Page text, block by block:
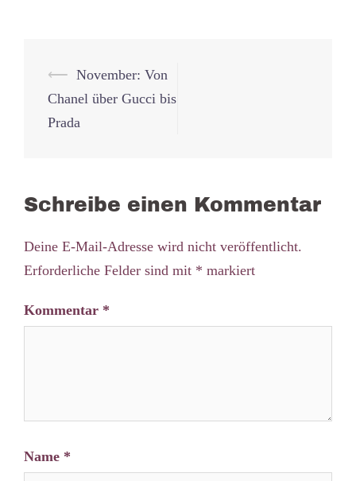
Beitrags-
Navigation
⟵ November: Von
Chanel über Gucci bis
Prada
Schreibe einen Kommentar
Deine E-Mail-Adresse wird nicht veröffentlicht.
Erforderliche Felder sind mit * markiert
Kommentar *
Name *